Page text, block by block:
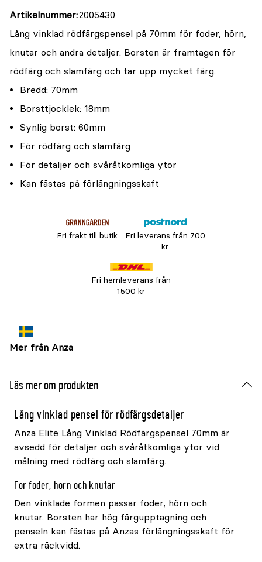
Artikelnummer 2005430
Lång vinklad rödfärgspensel på 70mm för foder, hörn,
knutar och andra detaljer. Borsten är framtagen för
rödfärg och slamfärg och tar upp mycket färg.
Bredd: 70mm
Borsttjocklek: 18mm
Synlig borst: 60mm
För rödfärg och slamfärg
För detaljer och svåråtkomliga ytor
Kan fästas på förlängningsskaft
Fri frakt till butik
Fri leverans från 700
kr
Fri hemleverans från
1500 kr
Mer från Anza
Läs mer om produkten
Lång vinklad pensel för rödfärgsdetaljer
Anza Elite Lång Vinklad Rödfärgspensel 70mm är
avsedd för detaljer och svåråtkomliga ytor vid
målning med rödfärg och slamfärg.
För foder, hörn och knutar
Den vinklade formen passar foder, hörn och
knutar. Borsten har hög färgupptagning och
penseln kan fästas på Anzas förlängningsskaft för
extra räckvidd.